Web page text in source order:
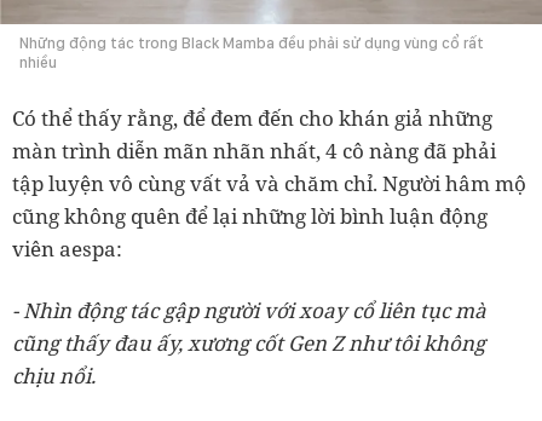
Những động tác trong Black Mamba đều phải sử dụng vùng cổ rất
nhiều
Có thể thấy rằng, để đem đến cho khán giả những
màn trình diễn mãn nhãn nhất, 4 cô nàng đã phải
tập luyện vô cùng vất vả và chăm chỉ. Người hâm mộ
cũng không quên để lại những lời bình luận động
viên aespa:
- Nhìn động tác gập người với xoay cổ liên tục mà
cũng thấy đau ấy, xương cốt Gen Z như tôi không
chịu nổi.